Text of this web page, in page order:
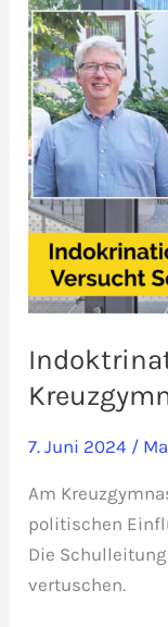
jeden
Preis
7. Juni 2024 /
Am
politischen
Die
vertuschen.